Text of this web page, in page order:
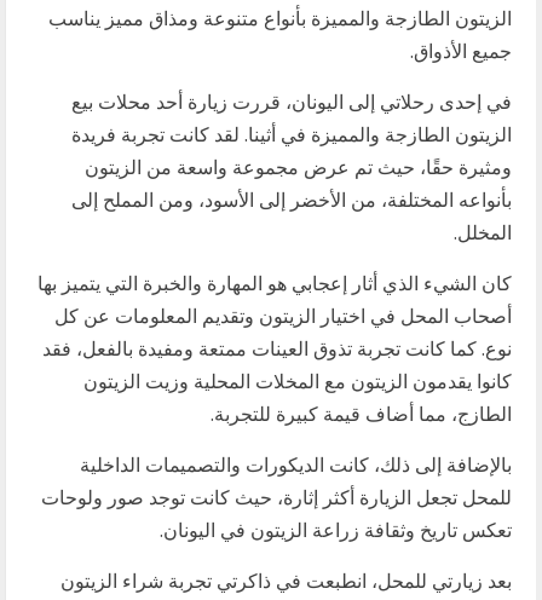
الزيتون الطازجة والمميزة بأنواع متنوعة ومذاق مميز يناسب
جميع الأذواق.
في إحدى رحلاتي إلى اليونان، قررت زيارة أحد محلات بيع
الزيتون الطازجة والمميزة في أثينا. لقد كانت تجربة فريدة
ومثيرة حقًا، حيث تم عرض مجموعة واسعة من الزيتون
بأنواعه المختلفة، من الأخضر إلى الأسود، ومن المملح إلى
المخلل.
كان الشيء الذي أثار إعجابي هو المهارة والخبرة التي يتميز بها
أصحاب المحل في اختيار الزيتون وتقديم المعلومات عن كل
نوع. كما كانت تجربة تذوق العينات ممتعة ومفيدة بالفعل، فقد
كانوا يقدمون الزيتون مع المخلات المحلية وزيت الزيتون
الطازج، مما أضاف قيمة كبيرة للتجربة.
بالإضافة إلى ذلك، كانت الديكورات والتصميمات الداخلية
للمحل تجعل الزيارة أكثر إثارة، حيث كانت توجد صور ولوحات
تعكس تاريخ وثقافة زراعة الزيتون في اليونان.
بعد زيارتي للمحل، انطبعت في ذاكرتي تجربة شراء الزيتون